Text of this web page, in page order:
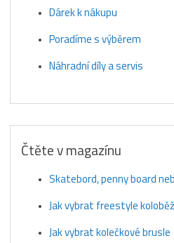
Dárek k nákupu
Poradíme s výběrem
Náhradní díly a servis
Čtěte v magazínu
Skatebord, penny board
Jak vybrat freestyle
Jak vybrat kolečkové brusle